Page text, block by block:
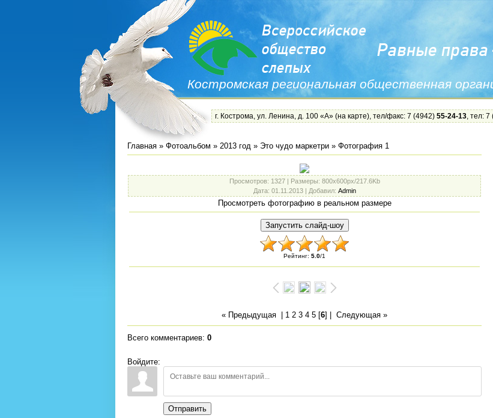
Костромская региональная общественная
г. Кострома, ул. Ленина, д. 100 «А» (на карте), тел/факс: 7 (4942) 55-24-13, тел: 7
Главная » Фотоальбом » 2013 год » Это чудо маркетри » Фотография 1
Просмотров: 1327 | Размеры: 800x600px/217.6Kb
Дата: 01.11.2013 | Добавил: Admin
Просмотреть фотографию в реальном размере
Рейтинг: 5.0/1
« Предыдущая 1 2 3 4 5 [6] | Следующая »
Всего комментариев: 0
Войдите:
Отправить